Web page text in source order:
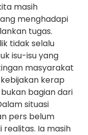
masih
menghadapi
tugas.
tidak selalu
isu-isu yang
masyarakat
kerap
bagian dari
situasi
pers belum
realitas. Ia masih